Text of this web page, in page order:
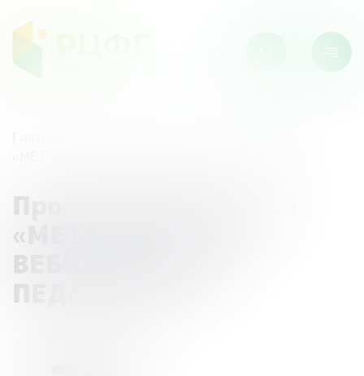
Проект Банка России
«МЕТОДИЧЕСКИЕ
ВЕБИНАРЫ ДЛЯ
ПЕДАГОГОВ»